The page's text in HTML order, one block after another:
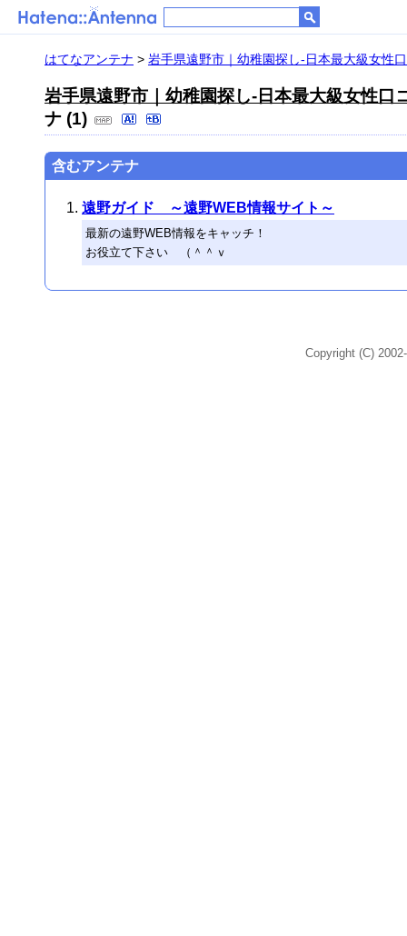
はてなアンテナ > 岩手県遠野市｜幼稚園探し-日本最大級女性
岩手県遠野市｜幼稚園探し-日本最大級女性口
ナ (1)
含むアンテナ
遠野ガイド ～遠野WEB情報サイト～
最新の遠野WEB情報をキャッチ！
お役立て下さい （＾＾ｖ
Copyright (C)